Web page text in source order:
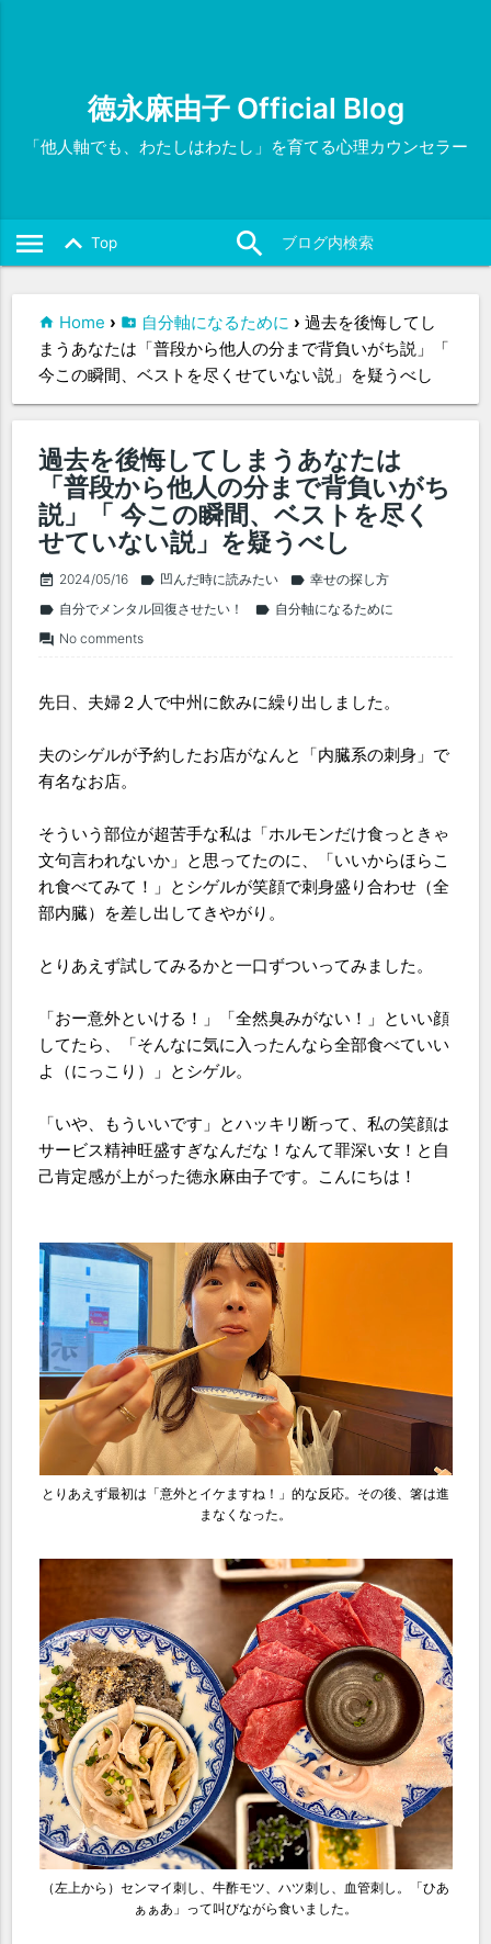
徳永麻由子 Official Blog
「他人軸でも、わたしはわたし」を育てる心理カウンセラー
menu keyboard_arrow_up Top search
Home › 自分軸になるために › 過去を後悔してし
まうあなたは「普段から他人の分まで背負いがち説」「
今この瞬間、ベストを尽くせていない説」を疑うべし
過去を後悔してしまうあなたは
「普段から他人の分まで背負いがち
説」「 今この瞬間、ベストを尽く
せていない説」を疑うべし
event_note 2024/05/16 label 凹んだ時に読みたい label 幸せの探し方
label 自分でメンタル回復させたい！ label 自分軸になるために
forum No comments
先日、夫婦２人で中州に飲みに繰り出しました。
夫のシゲルが予約したお店がなんと「内臓系の刺身」で
有名なお店。
そういう部位が超苦手な私は「ホルモンだけ食っときゃ
文句言われないか」と思ってたのに、「いいからほらこ
れ食べてみて！」とシゲルが笑顔で刺身盛り合わせ（全
部内臓）を差し出してきやがり。
とりあえず試してみるかと一口ずついってみました。
「おー意外といける！」「全然臭みがない！」といい顔
してたら、「そんなに気に入ったんなら全部食べていい
よ（にっこり）」とシゲル。
「いや、もういいです」とハッキリ断って、私の笑顔は
サービス精神旺盛すぎなんだな！なんて罪深い女！と自
己肯定感が上がった徳永麻由子です。こんにちは！
とりあえず最初は「意外とイケますね！」的な反応。その後、箸は進
まなくなった。
（左上から）センマイ刺し、牛酢モツ、ハツ刺し、血管刺し。「ひあ
ぁぁあ」って叫びながら食いました。